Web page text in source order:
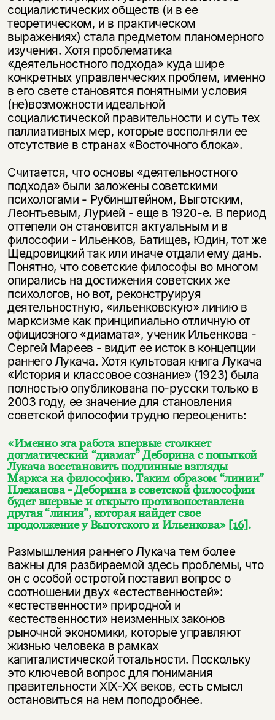
социалистических обществ (и в ее
теоретическом, и в практическом
выражениях) стала предметом планомерного
изучения. Хотя проблематика
«деятельностного подхода» куда шире
конкретных управленческих проблем, именно
в его свете становятся понятными условия
(не)возможности идеальной
социалистической правительности и суть тех
паллиативных мер, которые восполняли ее
отсутствие в странах «Восточного блока».
Считается, что основы «деятельностного
подхода» были заложены советскими
психологами - Рубинштейном, Выготским,
Леонтьевым, Лурией - еще в 1920-е. В период
оттепели он становится актуальным и в
философии - Ильенков, Батищев, Юдин, тот же
Щедровицкий так или иначе отдали ему дань.
Понятно, что советские философы во многом
опирались на достижения советских же
психологов, но вот, реконструируя
деятельностную, «ильенковскую» линию в
марксизме как принципиально отличную от
официозного «диамата», ученик Ильенкова -
Сергей Мареев - видит ее исток в концепции
раннего Лукача. Хотя культовая книга Лукача
«История и классовое сознание» (1923) была
полностью опубликована по-русски только в
2003 году, ее значение для становления
советской философии трудно переоценить:
«Именно эта работа впервые столкнет
догматический “диамат” Деборина с попыткой
Лукача восстановить подлинные взгляды
Маркса на философию. Таким образом “линии”
Плеханова - Деборина в советской философии
будет впервые и открыто противопоставлена
другая “линия”, которая найдет свое
продолжение у Выготского и Ильенкова» [16].
Размышления раннего Лукача тем более
важны для разбираемой здесь проблемы, что
он с особой остротой поставил вопрос о
соотношении двух «естественностей»:
«естественности» природной и
«естественности» неизменных законов
рыночной экономики, которые управляют
жизнью человека в рамках
капиталистической тотальности. Поскольку
это ключевой вопрос для понимания
правительности XIX-XX веков, есть смысл
остановиться на нем поподробнее.